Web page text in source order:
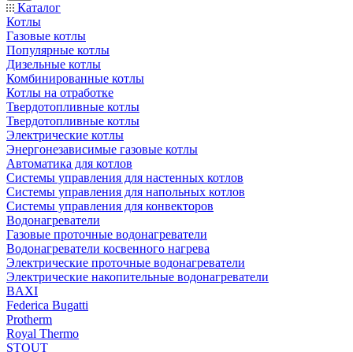
Каталог
Котлы
Газовые котлы
Популярные котлы
Дизельные котлы
Комбинированные котлы
Котлы на отработке
Твердотопливные котлы
Твердотопливные котлы
Электрические котлы
Энергонезависимые газовые котлы
Автоматика для котлов
Системы управления для настенных котлов
Системы управления для напольных котлов
Системы управления для конвекторов
Водонагреватели
Газовые проточные водонагреватели
Водонагреватели косвенного нагрева
Электрические проточные водонагреватели
Электрические накопительные водонагреватели
BAXI
Federica Bugatti
Protherm
Royal Thermo
STOUT